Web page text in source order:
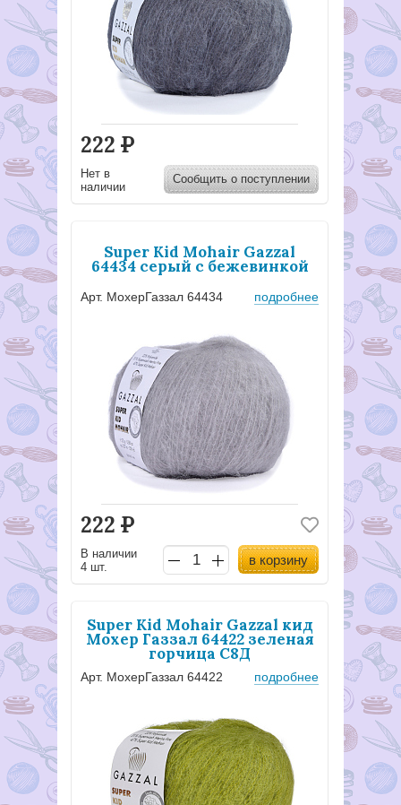
222 Р
Нет в
наличии
Сообщить о поступлении
Super Kid Mohair Gazzal
64434 серый с бежевинкой
Арт. МохерГаззал 64434 подробнее
222 Р
В наличии
4 шт.
в корзину
Super Kid Mohair Gazzal кид
Мохер Газзал 64422 зеленая
горчица С8Д
Арт. МохерГаззал 64422 подробнее